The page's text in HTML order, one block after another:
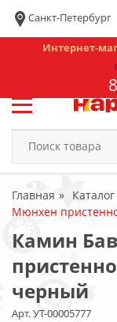
Санкт-Петербург
Интернет-
Главная Каталог
Мюнхен
Камин
черный
Арт. УТ-00005777